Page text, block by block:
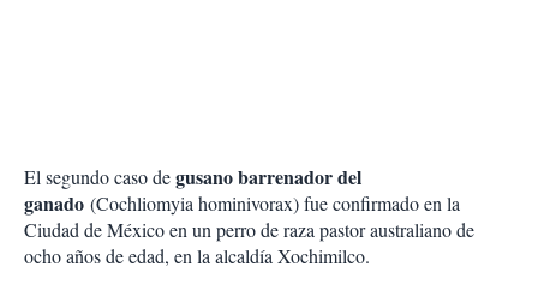
El segundo caso degusano barrenador del
ganado (Cochliomyia hominivorax) fue confirmado en la
Ciudad de México en un perro de raza pastor australiano de
ocho años de edad, en la alcaldía Xochimilco.